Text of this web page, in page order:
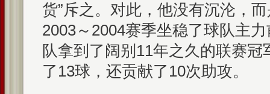
货”斥之。对此，他没有沉沦，
2003～2004赛季坐稳了球队主
队拿到了阔别11年之久的联赛
了13球，还贡献了10次助攻。